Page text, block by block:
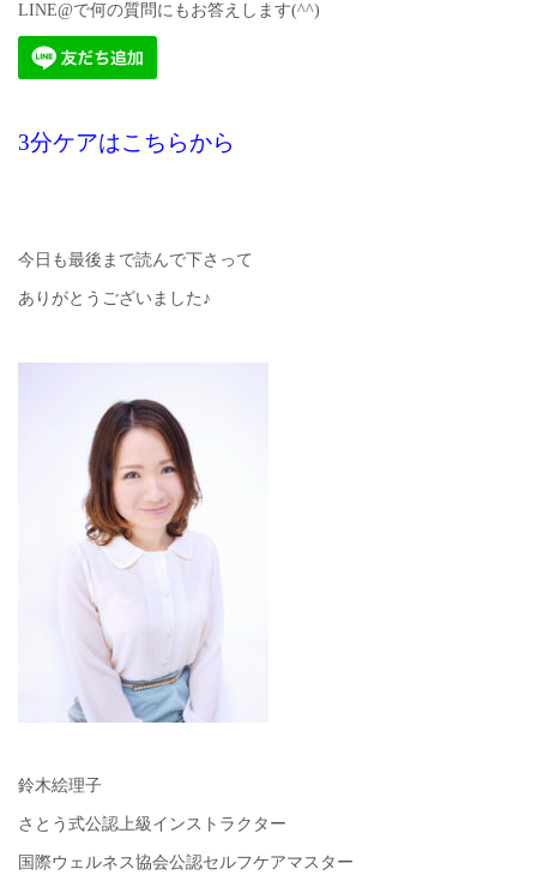
LINE@で何の質問にもお答えします(^^)
3分ケアはこちらから
今日も最後まで読んで下さって
ありがとうございました♪
鈴木絵理子
さとう式公認上級インストラクター
国際ウェルネス協会公認セルフケアマスター